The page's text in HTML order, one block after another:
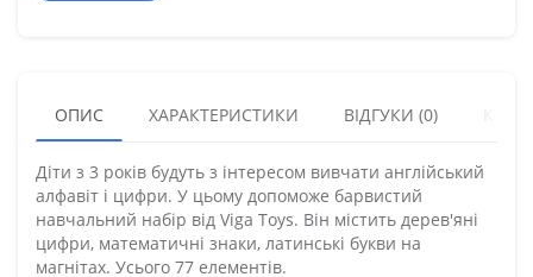
ОПИС ХАРАКТЕРИСТИКИ ВІДГУКИ (0)
Діти з 3 років будуть з інтересом вивчати англійський
алфавіт і цифри. У цьому допоможе барвистий
навчальний набір від Viga Toys. Він містить дерев'яні
цифри, математичні знаки, латинські букви на
магнітах. Усього 77 елементів.